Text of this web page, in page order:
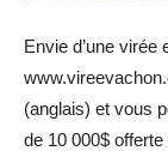
Envie d’une
(anglais) et vous
de 10 000$